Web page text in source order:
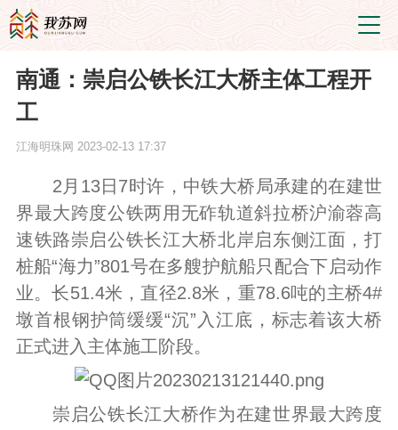
南通：崇启公铁长江大桥主体工程开
工
江海明珠网 2023-02-13 17:37
2月13日7时许，中铁大桥局承建的在建世
界最大跨度公铁两用无砟轨道斜拉桥沪渝蓉高
速铁路崇启公铁长江大桥北岸启东侧江面，打
桩船“海力”801号在多艘护航船只配合下启动作
业。长51.4米，直径2.8米，重78.6吨的主桥4#
墩首根钢护筒缓缓“沉”入江底，标志着该大桥
正式进入主体施工阶段。
崇启公铁长江大桥作为在建世界最大跨度